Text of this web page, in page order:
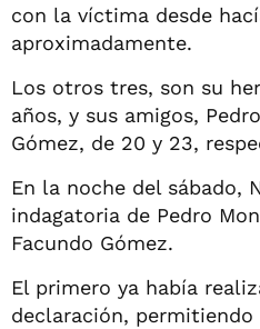
con la víctima desde
aproximadamente.
Los otros tres, son su
años, y sus amigos,
Gómez, de 20 y 23,
En la noche del sábado,
indagatoria de Pedro
Facundo Gómez.
El primero ya había
declaración,